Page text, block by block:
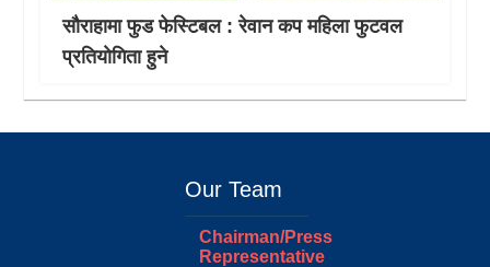
सौराहामा फुड फेस्टिबल : रेवान कप महिला फुटवल
प्रतियाेगिता हुने
Our Team
Chairman/Press
Representative